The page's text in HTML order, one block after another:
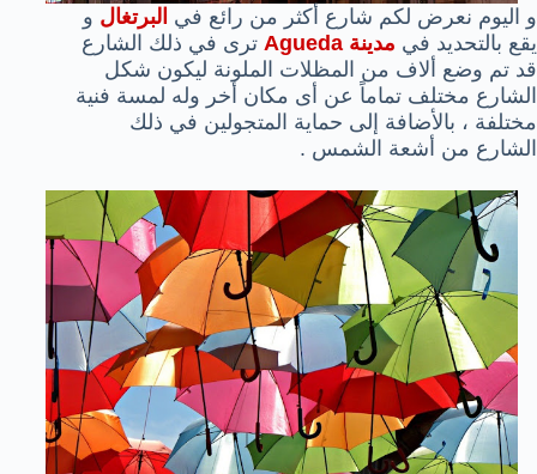
و اليوم نعرض لكم شارع أكثر من رائع في البرتغال و
يقع بالتحديد في مدينة Agueda
ترى في ذلك الشارع
قد تم وضع ألاف من المظلات الملونة ليكون شكل
الشارع مختلف تماماً عن أى مكان أخر وله لمسة فنية
مختلفة ، بالأضافة إلى حماية المتجولين في ذلك
الشارع من أشعة الشمس .